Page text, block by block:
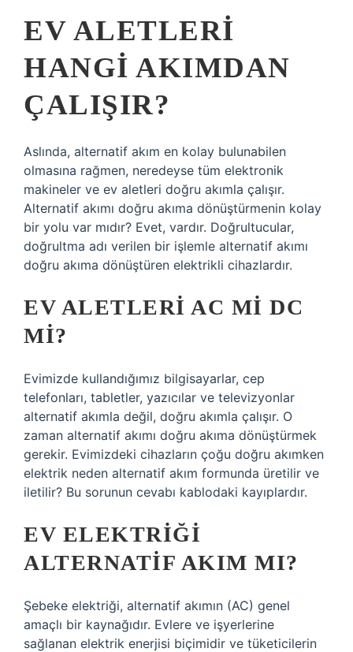
EV ALETLERI
HANGI AKIMDAN
ÇALIŞIR?
Aslında, alternatif akım en kolay bulunabilen
olmasına rağmen, neredeyse tüm elektronik
makineler ve ev aletleri doğru akımla çalışır.
Alternatif akımı doğru akıma dönüştürmenin kolay
bir yolu var mıdır? Evet, vardır. Doğrultucular,
doğrultma adı verilen bir işlemle alternatif akımı
doğru akıma dönüştüren elektrikli cihazlardır.
EV ALETLERI AC MI DC
MI?
Evimizde kullandığımız bilgisayarlar, cep
telefonları, tabletler, yazıcılar ve televizyonlar
alternatif akımla değil, doğru akımla çalışır. O
zaman alternatif akımı doğru akıma dönüştürmek
gerekir. Evimizdeki cihazların çoğu doğru akımken
elektrik neden alternatif akım formunda üretilir ve
iletilir? Bu sorunun cevabı kablodaki kayıplardır.
EV ELEKTRIĞI
ALTERNATIF AKIM MI?
Şebeke elektriği, alternatif akımın (AC) genel
amaçlı bir kaynağıdır. Evlere ve işyerlerine
sağlanan elektrik enerjisi biçimidir ve tüketicilerin